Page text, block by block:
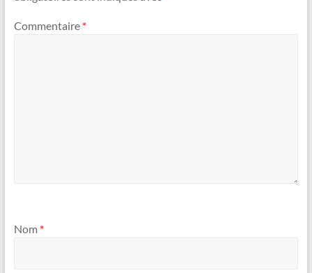
Commentaire *
Nom *